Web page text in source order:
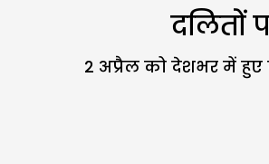
दलितों
2 अप्रैल को देशभर में हुए